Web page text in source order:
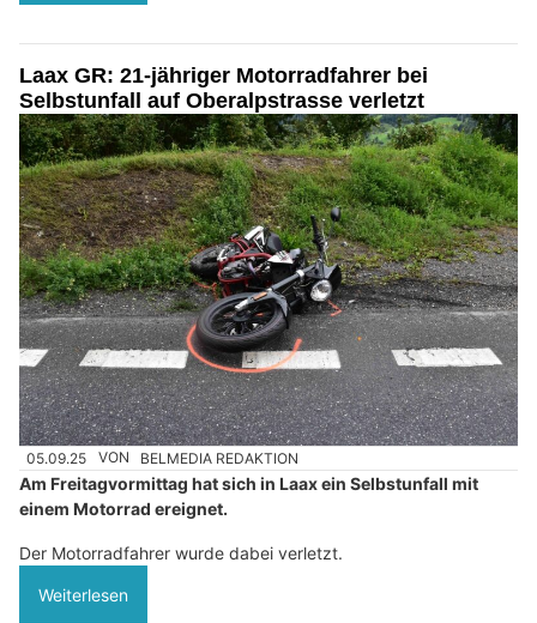
Laax GR: 21-jähriger Motorradfahrer bei
Selbstunfall auf Oberalpstrasse verletzt
05.09.25 VON BELMEDIA REDAKTION
Am Freitagvormittag hat sich in Laax ein Selbstunfall mit
einem Motorrad ereignet.
Der Motorradfahrer wurde dabei verletzt.
Weiterlesen